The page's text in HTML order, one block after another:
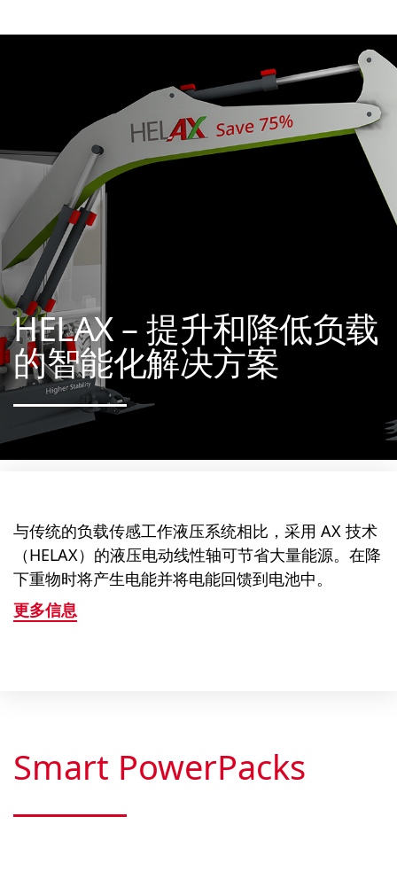
HELAX – 提升和降低负载
的智能化解决方案
与传统的负载传感工作液压​​系统相比，采用 AX 技术
（HELAX）的液压电动线性轴可节省大量能源。在降
下重物时将产生电能并将电能回馈到电池中。
更多信息
Smart PowerPacks